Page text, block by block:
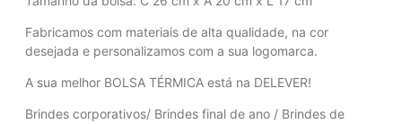
Fabricamos com materiais de alta qualidade, na cor
desejada e personalizamos com a sua logomarca.
A sua melhor BOLSA TÉRMICA está na DELEVER!
Brindes corporativos/ Brindes final de ano / Brindes de